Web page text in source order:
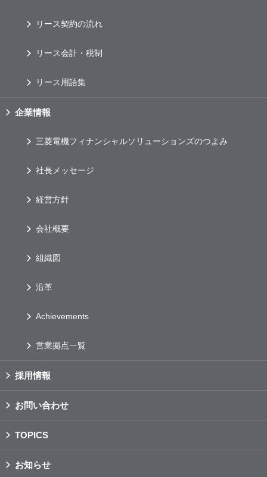
リース契約の流れ
リース会計・税制
リース用語集
企業情報
三菱電機フィナンシャルソリューションズのつよみ
社長メッセージ
経営方針
会社概要
組織図
沿革
Achievements
営業拠点一覧
採用情報
お問い合わせ
TOPICS
お知らせ